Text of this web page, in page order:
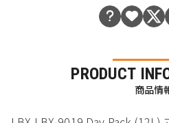
PRODUCT
商品情